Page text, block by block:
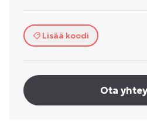
Lisää koodi
Ota